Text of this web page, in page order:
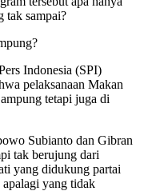
tak sampai?
Indonesia (SPI)
pelaksanaan Makan
tetapi juga di
Subianto dan Gibran
tak berujung dari
yang didukung partai
yang tidak